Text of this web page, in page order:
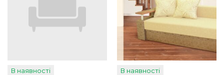
В наявності В наявності